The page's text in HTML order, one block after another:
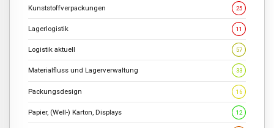
Kunststoffverpackungen 25
Lagerlogistik 11
Logistik aktuell 57
Materialfluss und Lagerverwaltung 33
Packungsdesign 16
Papier, (Well-) Karton, Displays 12